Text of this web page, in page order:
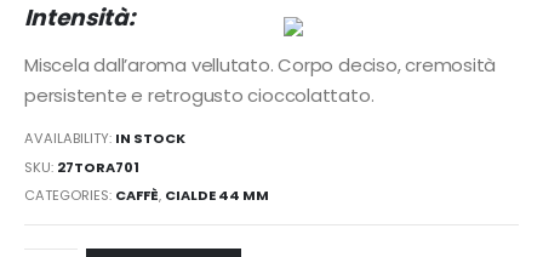
Intensità:
Miscela dall’aroma vellutato. Corpo deciso, cremosità
persistente e retrogusto cioccolattato.
AVAILABILITY: IN STOCK
SKU: 27TORA701
CATEGORIES: CAFFÈ, CIALDE 44 MM